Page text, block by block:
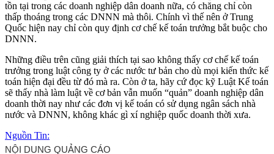
tồn tại trong các doanh nghiệp dân doanh nữa, có chăng chỉ còn
thấp thoáng trong các DNNN mà thôi. Chính vì thế nên ở Trung
Quốc hiện nay chỉ còn quy định cơ chế kế toán trưởng bắt buộc cho
DNNN.
Những điều trên cũng giải thích tại sao không thấy cơ chế kế toán
trưởng trong luật công ty ở các nước tư bản cho dù mọi kiến thức kế
toán hiện đại đều từ đó mà ra. Còn ở ta, hãy cứ đọc kỹ Luật Kế toán
sẽ thấy nhà làm luật về cơ bản vẫn muốn “quản” doanh nghiệp dân
doanh thời nay như các đơn vị kế toán có sử dụng ngân sách nhà
nước và DNNN, không khác gì xí nghiệp quốc doanh thời xưa.
Nguồn Tin: